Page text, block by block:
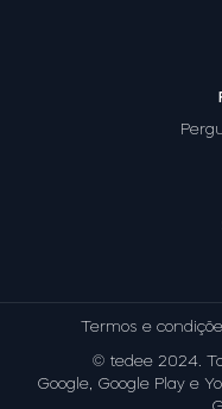
Termos e
© tedee 2024.
Google, Google Play e